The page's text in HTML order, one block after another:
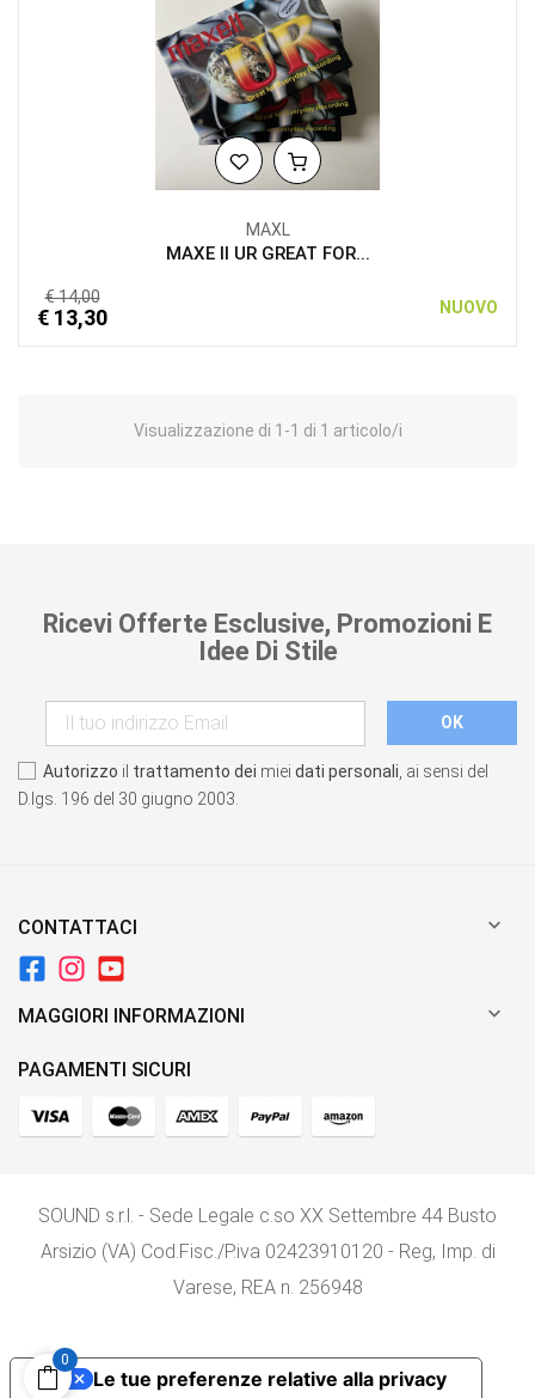
MAXL
MAXE II UR GREAT FOR...
€ 14,00
€ 13,30 NUOVO
Visualizzazione di 1-1 di 1 articolo/i
Ricevi Offerte Esclusive, Promozioni E
Idee Di Stile
Autorizzo il trattamento dei miei dati personali , ai sensi del
D.lgs. 196 del 30 giugno 2003.
CONTATTACI 
MAGGIORI INFORMAZIONI 
PAGAMENTI SICURI
SOUND s.r.l. - Sede Legale c.so XX Settembre 44 Busto
Arsizio (VA) Cod.Fisc./P.iva 02423910120 - Reg, Imp. di
Varese, REA n. 256948
0
Le tue preferenze relative alla privacy